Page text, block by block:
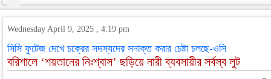
Wednesday April 9, 2025 , 4:19 pm
সিসি ফুটেজ দেখে চক্রের সদস্যদের সনাক্ত করার চেষ্টা চলছে-ওসি
বরিশালে ‘শয়তানের নিঃশ্বাস’ ছড়িয়ে নারী ব্যবসায়ীর সর্বস্ব লুট